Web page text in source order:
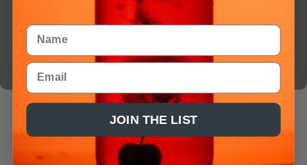
Name
Email
JOIN THE LIST